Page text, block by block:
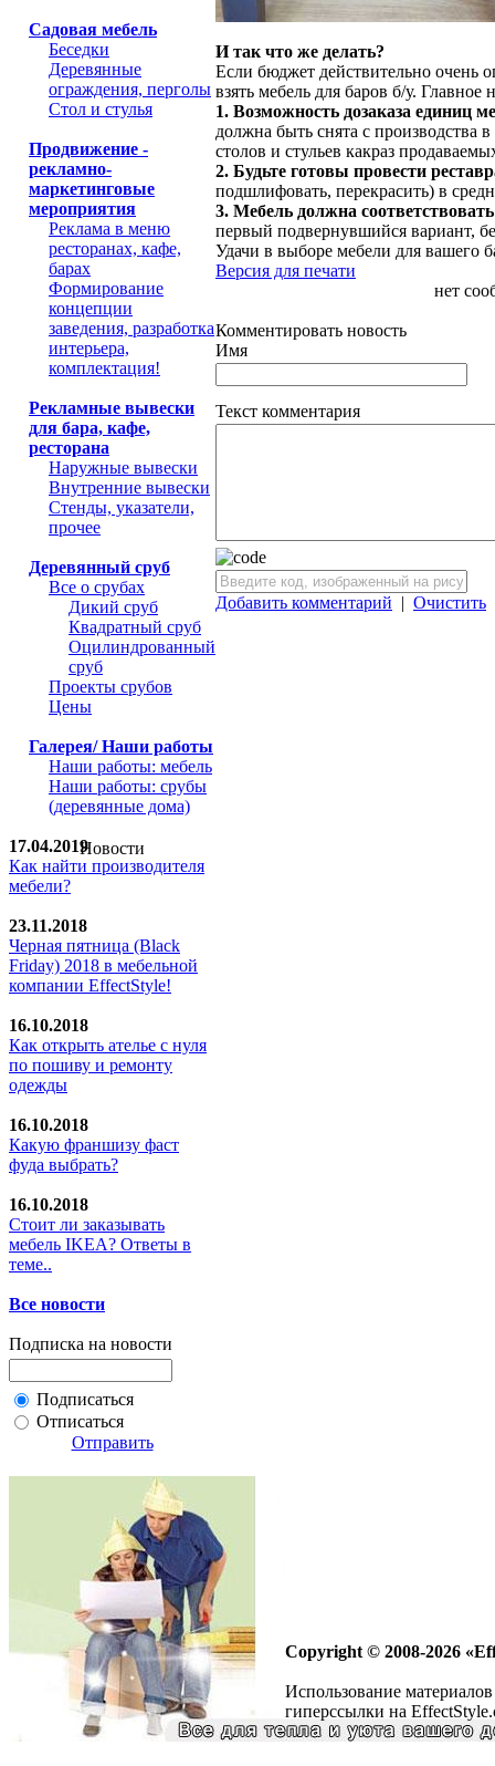
Садовая мебель
Беседки
Деревянные
ограждения, перголы
Стол и стулья
Продвижение -
рекламно-
маркетинговые
мероприятия
Реклама в меню
ресторанах, кафе,
барах
Формирование
концепции
заведения, разработка
интерьера,
комплектация!
Рекламные вывески
для бара, кафе,
ресторана
Наружные вывески
Внутренние вывески
Стенды, указатели,
прочее
Деревянный сруб
Все о срубах
Дикий сруб
Квадратный сруб
Оцилиндрованный
сруб
Проекты срубов
Цены
Галерея/ Наши работы
Наши работы: мебель
Наши работы: срубы
(деревянные дома)
Новости
17.04.2019
Как найти производителя
мебели?
23.11.2018
Черная пятница (Black
Friday) 2018 в мебельной
компании EffectStyle!
16.10.2018
Как открыть ателье с нуля
по пошиву и ремонту
одежды
16.10.2018
Какую франшизу фаст
фуда выбрать?
16.10.2018
Стoит ли заказывать
мебель IKEA? Ответы в
теме..
Все новости
Подписка на новости
Подписаться
Отписаться
Отправить
И так что же делать?
Если бюджет действительно очень
взять мебель для баров б/у.
1. Возможность дозаказа единиц
должна быть снята с производства
столов и стульев какраз
2. Будьте готовы провести
подшлифовать, перекрасить) в
3. Мебель должна
первый подвернувшийся вариант,
Удачи в выборе мебели для вашего
Версия для печати
нет
Комментировать новость
Имя
Текст комментария
Добавить комментарий | Очистить
Copyright © 2008-2026
Использование
гиперссылки на